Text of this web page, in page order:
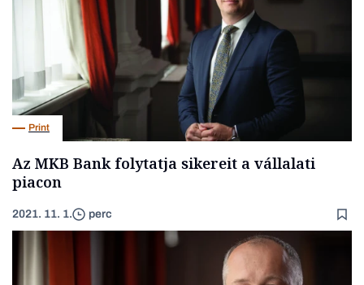
Print
Az MKB Bank folytatja sikereit a vállalati
piacon
2021. 11. 1. perc